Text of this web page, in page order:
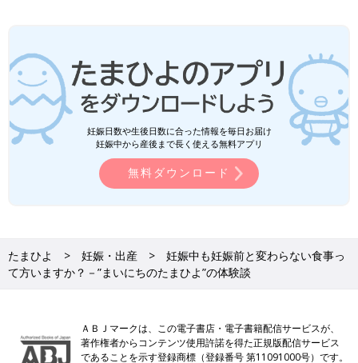
妊娠日数や生後日数に合った情報を毎日お届け
妊娠中から産後まで長く使える無料アプリ
無料ダウンロード
たまひよ 妊娠・出産
妊娠中も妊娠前と変わらない食事っ
て方いますか？－”まいにちのたまひよ”の体験談
ＡＢＪマークは、この電子書店・電子書籍配信サービスが、
著作権者からコンテンツ使用許諾を得た正規版配信サービス
であることを示す登録商標（登録番号 第11091000号）です。